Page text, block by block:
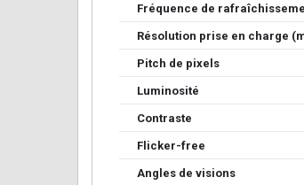
Fréquence de
Résolution prise en charge
Pitch de pixels
Luminosité
Contraste
Flicker-free
Angles de visions